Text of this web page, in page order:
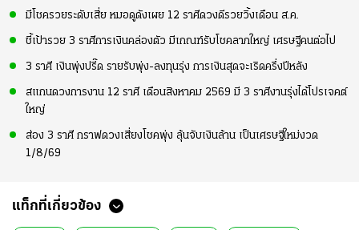
มีโชครวยระดับเสี่ย หมอดูดังเผย 12 ราศีดวงดีรวยวิ้งเดือน ส.ค.
ชี้เป้ารวย 3 ราศีการเงินคล่องตัว มีเกณฑ์รับโชคลาภใหญ่ เศรษฐีคนต่อไป
3 ราศี เงินพุ่งปรี๊ด รายรับพุ่ง-ลงทุนรุ่ง การเงินสุดจะเริดครึ่งปีหลัง
สแกนดวงการงาน 12 ราศี เดือนสิงหาคม 2569 มี 3 ราศีงานรุ่งได้โปรเจคต์
ใหญ่
ส่อง 3 ราศี กราฟดวงเสี่ยงโชคพุ่ง ลุ้นจับเงินล้าน เป็นเศรษฐีใหม่งวด
1/8/69
แท็กที่เกี่ยวข้อง